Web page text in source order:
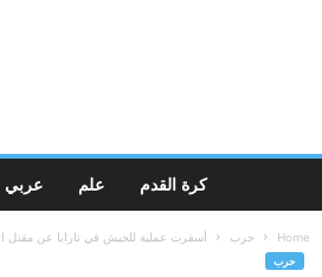
عربي علم كرة القدم
Home حرب أسفرت عملية للجيش في تارابا عن مقتل
حرب